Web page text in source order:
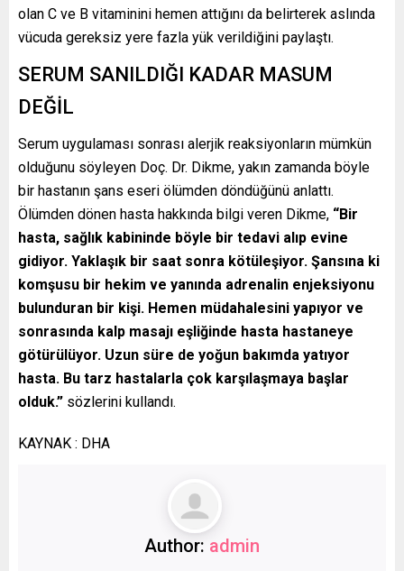
olan C ve B vitaminini hemen attığını da belirterek aslında
vücuda gereksiz yere fazla yük verildiğini paylaştı.
SERUM SANILDIĞI KADAR MASUM
DEĞİL
Serum uygulaması sonrası alerjik reaksiyonların mümkün
olduğunu söyleyen Doç. Dr. Dikme, yakın zamanda böyle
bir hastanın şans eseri ölümden döndüğünü anlattı.
Ölümden dönen hasta hakkında bilgi veren Dikme, “Bir
hasta, sağlık kabininde böyle bir tedavi alıp evine
gidiyor. Yaklaşık bir saat sonra kötüleşiyor. Şansına ki
komşusu bir hekim ve yanında adrenalin enjeksiyonu
bulunduran bir kişi. Hemen müdahalesini yapıyor ve
sonrasında kalp masajı eşliğinde hasta hastaneye
götürülüyor. Uzun süre de yoğun bakımda yatıyor
hasta. Bu tarz hastalarla çok karşılaşmaya başlar
olduk.” sözlerini kullandı.
KAYNAK : DHA
Author: admin